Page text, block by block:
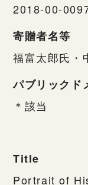
2018-00-
寄贈者名等
福富太郎氏・
パブリックド
＊該当
Title
Portrait of